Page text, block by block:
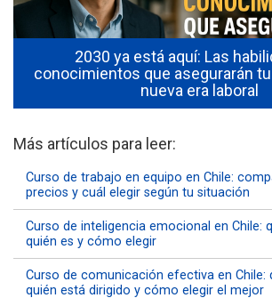
2030 ya está aquí: Las
conocimientos que asegurarán
nueva era laboral
Más artículos para leer:
Curso de trabajo en equipo en Chile:
precios y cuál elegir según tu situación
Curso de inteligencia emocional en Chile:
quién es y cómo elegir
Curso de comunicación efectiva en Chile:
quién está dirigido y cómo elegir el mejor